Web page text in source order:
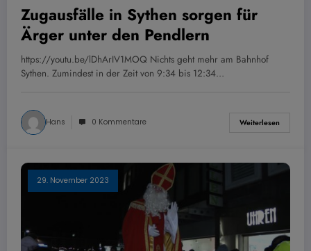
Zugausfälle in Sythen sorgen für
Ärger unter den Pendlern
https://youtu.be/lDhArIV1MOQ Nichts geht mehr am Bahnhof
Sythen. Zumindest in der Zeit von 9:34 bis 12:34…
Hans 0 Kommentare Weiterlesen
29. November 2023